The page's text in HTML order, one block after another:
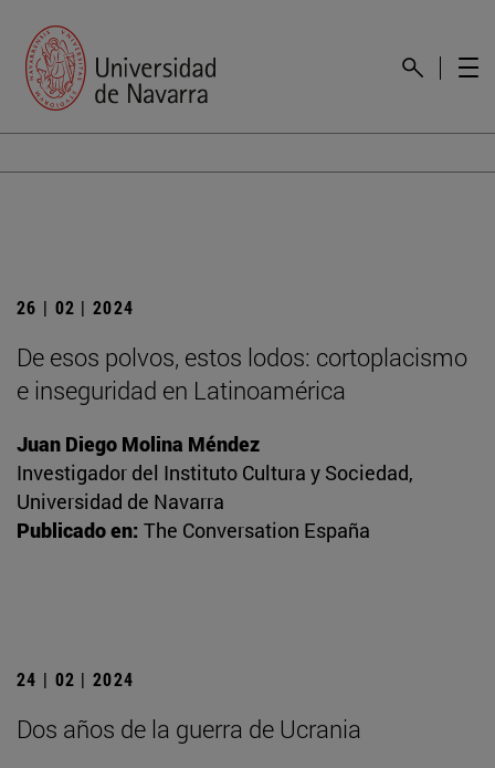
26 | 02 | 2024
De esos polvos, estos lodos: cortoplacismo
e inseguridad en Latinoamérica
Juan Diego Molina Méndez
Investigador del Instituto Cultura y Sociedad,
Universidad de Navarra
Publicado en: The Conversation España
24 | 02 | 2024
Dos años de la guerra de Ucrania